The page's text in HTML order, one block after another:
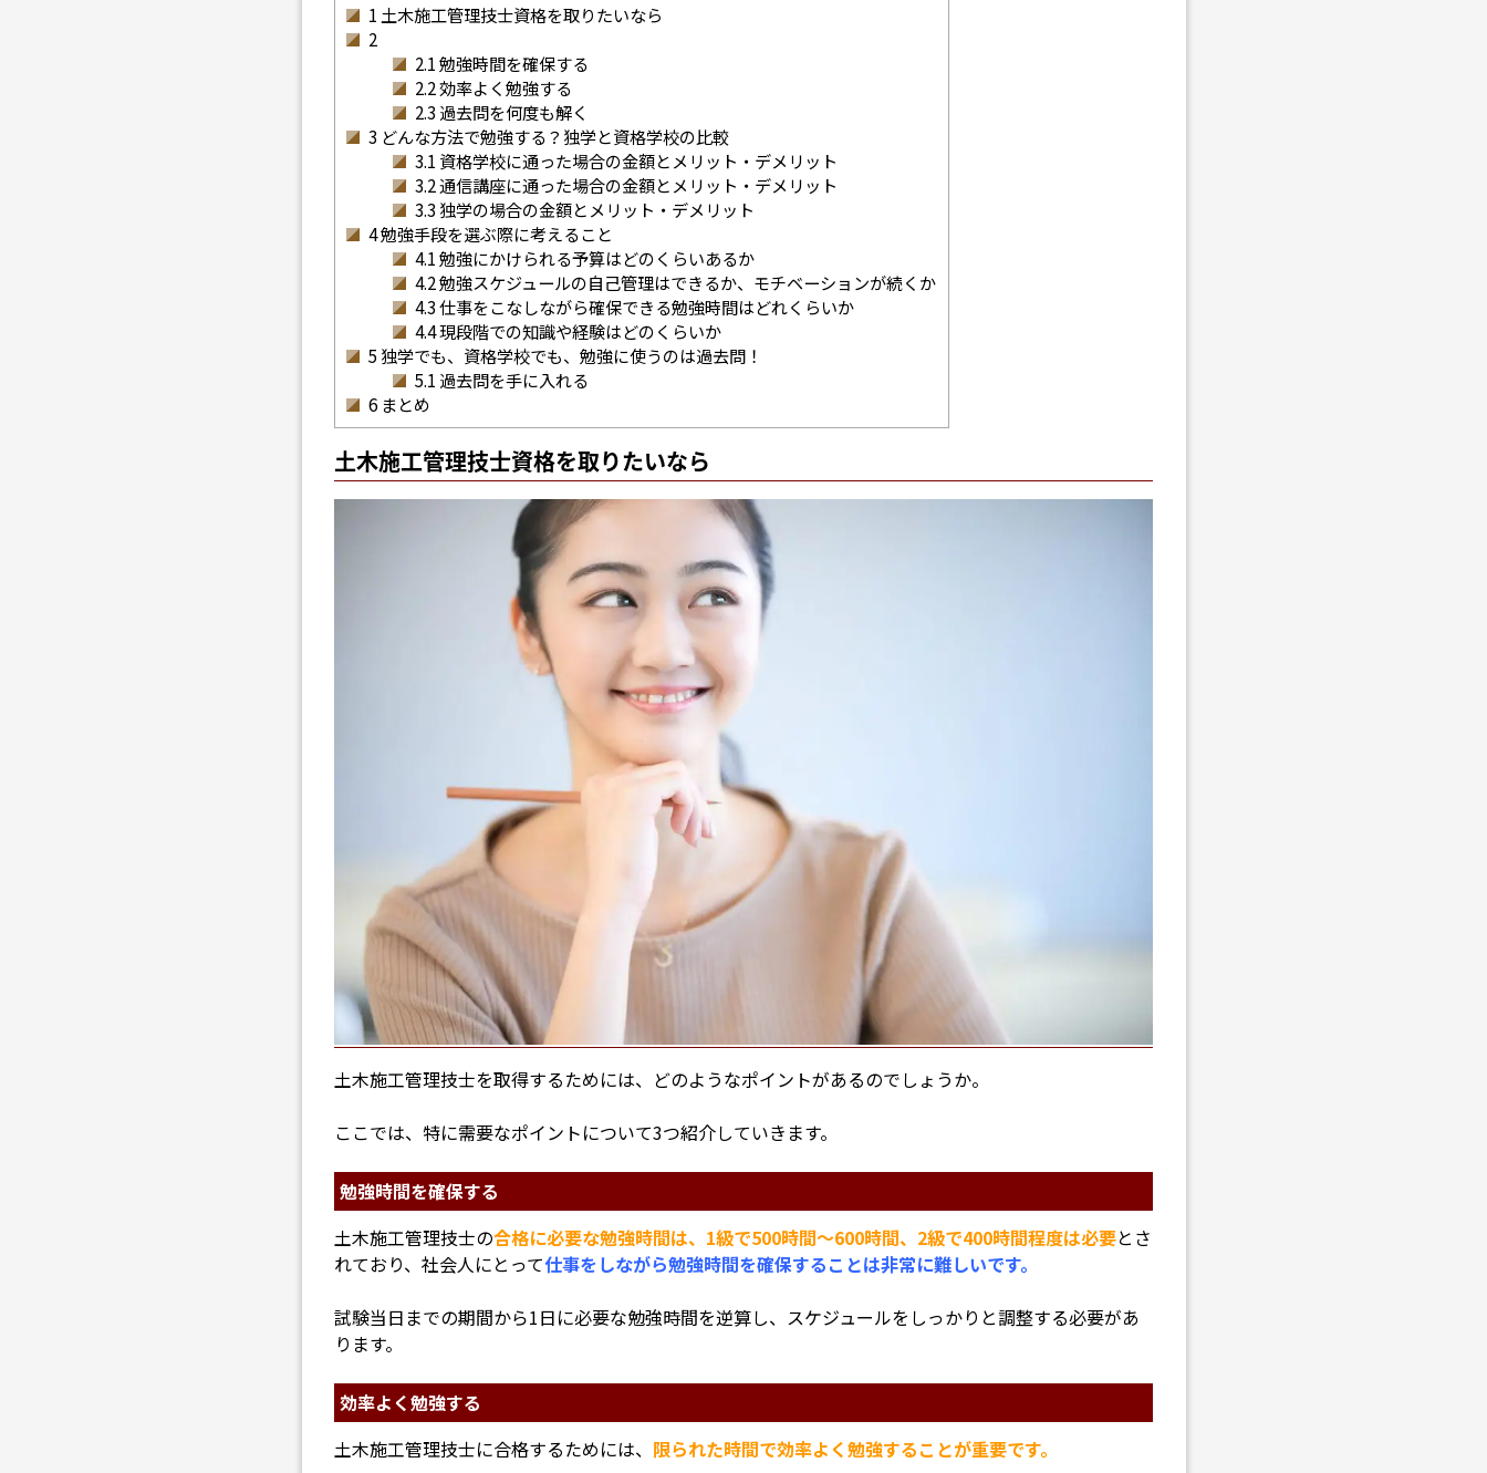
1 土木施工管理技士資格を取りたいなら
2
2.1勉強時間を確保する
2.2効率よく勉強する
2.3 過去問を何度も解く
3 どんな方法で勉強する？独学と資格学校の比較
3.1 資格学校に通った場合の金額とメリット・デメリット
3.2通信講座に通った場合の金額とメリット・デメリット
3.3 独学の場合の金額とメリット・デメリット
4勉強手段を選ぶ際に考えること
4.1勉強にかけられる予算はどのくらいあるか
4.2勉強スケジュールの自己管理はできるか、モチベーションが続くか
4.3仕事をこなしながら確保できる勉強時間はどれくらいか
4.4現段階での知識や経験はどのくらいか
5 独学でも、資格学校でも、勉強に使うのは過去問！
5.1 過去問を手に入れる
6まとめ
土木施工管理技士資格を取りたいなら
土木施工管理技士を取得するためには、どのようなポイントがあるのでしょうか。
ここでは、特に需要なポイントについて3つ紹介していきます。
勉強時間を確保する
土木施工管理技士の合格に必要な勉強時間は、1級で500時間～600時間、2級で400時間程度は必要とさ
れており、社会人にとって仕事をしながら勉強時間を確保することは非常に難しいです。
試験当日までの期間から1日に必要な勉強時間を逆算し、スケジュールをしっかりと調整する必要があ
ります。
効率よく勉強する
土木施工管理技士に合格するためには、 限られた時間で効率よく勉強することが重要です。